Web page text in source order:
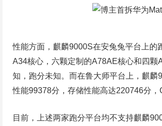
性能方面，麒麟9000S在安兔兔平台上
A34核心，六颗定制的A78AE核心和四
知，跑分未知。而在鲁大师平台上，麒
性能99378分，存储性能高达220746分，
目前，上述两家跑分平台均不支持麒麟